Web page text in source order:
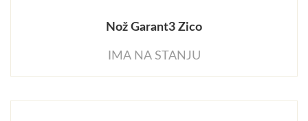
Nož Garant3 Zico
IMA NA STANJU